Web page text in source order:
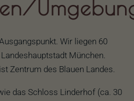
Wir liegen 60
München.
Zentrum des Blauen Landes.
das Schloss Linderhof (ca. 30